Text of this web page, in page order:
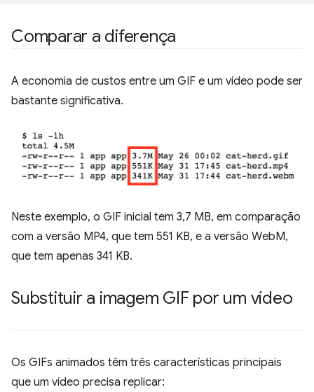
Comparar a diferença
A economia de custos entre um GIF e um vídeo pode ser
bastante significativa.
Neste exemplo, o GIF inicial tem 3,7 MB, em comparação
com a versão MP4, que tem 551 KB, e a versão WebM,
que tem apenas 341 KB.
Substituir a imagem GIF por um vídeo
Os GIFs animados têm três características principais
que um vídeo precisa replicar: